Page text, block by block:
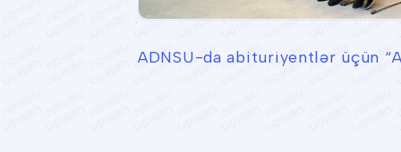
ADNSU-da abituriyentlər üçün